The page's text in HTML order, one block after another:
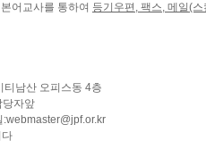
어교사를 통하여 등기우편, 팩스, 메일(스
남산 오피스동 4층
당자앞